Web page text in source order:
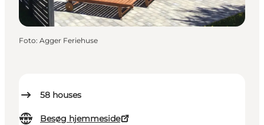
58 houses
Besøg hjemmeside
Foto: Agger Feriehuse